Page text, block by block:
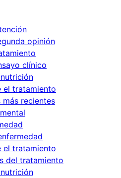
opinión
clínico
el tratamiento
más recientes
el tratamiento
del tratamiento